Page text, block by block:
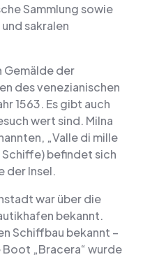
Sammlung sowie
sakralen
Gemälde der
des venezianischen
1563. Es gibt auch
wert sind. Milna
„Valle di mille
Schiffe) befindet sich
der Insel.
war über die
bekannt.
Schiffbau bekannt –
„Bracera“ wurde